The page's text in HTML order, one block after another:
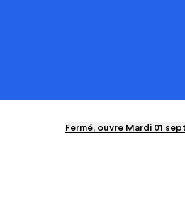
Fermé, ouvre Mardi 01